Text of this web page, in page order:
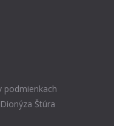
podmienkach
Štúra